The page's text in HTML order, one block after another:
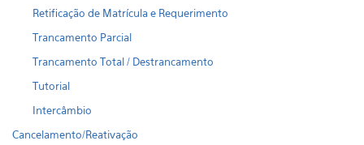
Retificação de Matrícula e Requerimento
Trancamento Parcial
Trancamento Total / Destrancamento
Tutorial
Intercâmbio
Cancelamento/Reativação